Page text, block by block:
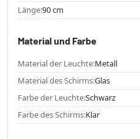
Länge:90 cm
Material und Farbe
Material der Leuchte:Metall
Material des Schirms:Glas
Farbe der Leuchte:Schwarz
Farbe des Schirms:Klar